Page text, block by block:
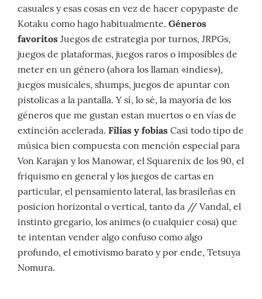
casuales y esas cosas en vez de hacer copypaste de
Kotaku como hago habitualmente. Géneros
favoritos Juegos de estrategia por turnos, JRPGs,
juegos de plataformas, juegos raros o imposibles de
meter en un género (ahora los llaman «indies»),
juegos musicales, shumps, juegos de apuntar con
pistolicas a la pantalla. Y sí, lo sé, la mayoría de los
géneros que me gustan estan muertos o en vías de
extinción acelerada. Filias y fobias Casi todo tipo de
música bien compuesta con mención especial para
Von Karajan y los Manowar, el Squarenix de los 90, el
friquismo en general y los juegos de cartas en
particular, el pensamiento lateral, las brasileñas en
posicion horizontal o vertical, tanto da // Vandal, el
instinto gregario, los animes (o cualquier cosa) que
te intentan vender algo confuso como algo
profundo, el emotivismo barato y por ende, Tetsuya
Nomura.